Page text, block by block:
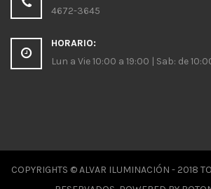
4672-3645
HORARIO:
Lun a Vie 10:00 a 19:00 | Sab: de
COPYRIGHTS © ALVAR ILUMINACIÓN - 2018